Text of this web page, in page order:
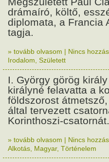
drámaíró, költő,
diplomata, a Francia
tagja.
» tovább olvasom | Nincs
Irodalom Született
I. György görög
királyné felavatta a
földszorost
által tervezett
Korinthoszi-csatornát.
» tovább olvasom | Nincs
Alkotás Magyar, Történelem